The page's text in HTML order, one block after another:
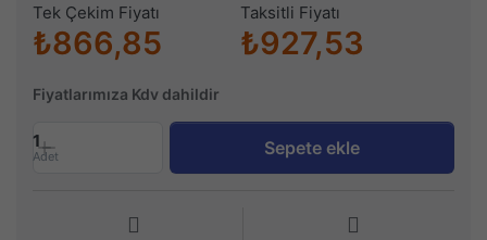
Tek Çekim Fiyatı
₺866,85
Taksitli Fiyatı
₺927,53
Fiyatlarımıza Kdv dahildir
1
Adet Sepete ekle